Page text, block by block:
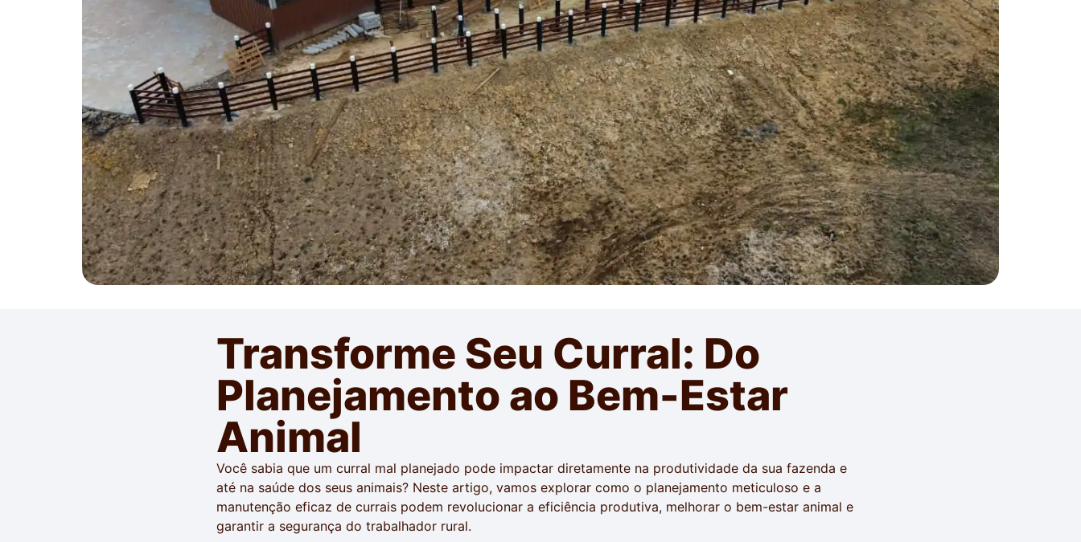
Transforme Seu Curral: Do
Planejamento ao Bem-Estar
Animal
Você sabia que um curral mal planejado pode impactar diretamente na produtividade da sua fazenda e
até na saúde dos seus animais? Neste artigo, vamos explorar como o planejamento meticuloso e a
manutenção eficaz de currais podem revolucionar a eficiência produtiva, melhorar o bem-estar animal e
garantir a segurança do trabalhador rural.